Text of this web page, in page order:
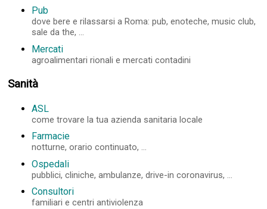
Pub
dove bere e rilassarsi a Roma: pub, enoteche, music club,
sale da the, ...
Mercati
agroalimentari rionali e mercati contadini
Sanità
ASL
come trovare la tua azienda sanitaria locale
Farmacie
notturne, orario continuato, ...
Ospedali
pubblici, cliniche, ambulanze, drive-in coronavirus, ...
Consultori
familiari e centri antiviolenza